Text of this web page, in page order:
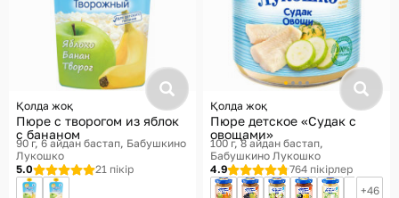
Қолда жоқ
Пюре с творогом из яблок
с бананом
90 г, 6 айдан бастап Бабушкино
Лукошко
5.0
21 пікір
Қолда жоқ
Пюре детское «Судак с
овощами»
100 г, 8 айдан бастап
Бабушкино Лукошко
4.9
764 пікірлер
46